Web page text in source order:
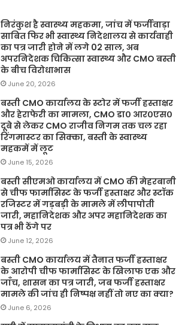
निरंकुश है स्वास्थ्य महकमा, जांच में फर्जीवाड़ा
साबित फिर भी स्वास्थ्य निदेशालय से कार्यवाही
का पत्र जारी होने में लगे 02 साल, अब
अपरनिदेशक चिकित्सा स्वास्थ्य और CMO बस्ती
के बीच विरोधाभास
June 20, 2026
बस्ती CMO कार्यालय के स्टोर में फर्जी हस्ताक्षर
और हेराफेरी का मामला, CMO डा० आर०एस०
दूबे से लेकर CMO राजीव निगम तक चल रहा
रिंगमास्टर का सिक्का, बस्ती के स्वास्थ्य
महकमें में लूट
June 15, 2026
बस्ती सीएमओ कार्यालय में CMO की मेहरबानी
से चीफ फार्मासिस्ट के फर्जी हस्ताक्षर और स्टॉक
रजिस्टर में गड़बड़ी के मामले में लीपापोती
जारी, महानिदेशक और अपर महानिदेशक का
पत्र भी ठेंगे पर
June 12, 2026
बस्ती CMO कार्यालय में तैनात फर्जी हस्ताक्षर
के आरोपी चीफ फार्मासिस्ट के खिलाफ एक और
जाँच, शासन का पत्र जारी, जब फर्जी हस्ताक्षर
मामले की जांच ही निष्पक्ष नहीं तो नए का क्या?
June 6, 2026